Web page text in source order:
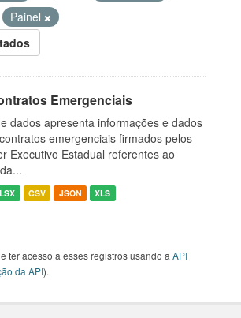
Painel
Emergenciais
dados apresenta informações e dados
emergenciais firmados pelos
Executivo Estadual referentes ao
CSV JSON XLS
ter acesso a esses registros usando a API
da API).